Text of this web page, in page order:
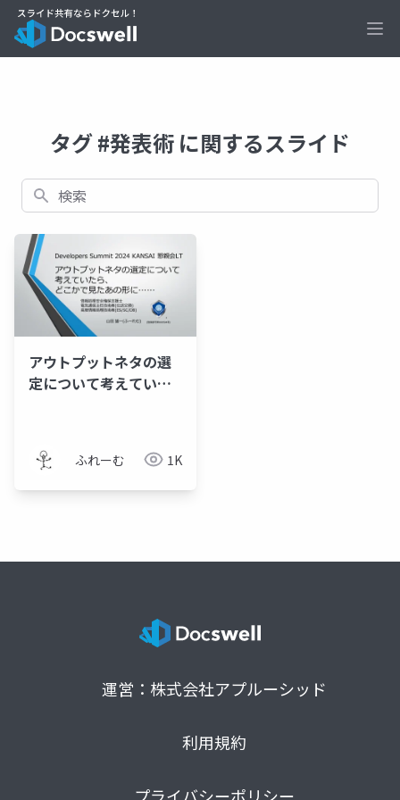
タグ #発表術 に関するスライド
検索
アウトプットネタの選
定について考えていた
ふれーむ 1K
運営：株式会社アプルーシッド
利用規約
プライバシーポリシー